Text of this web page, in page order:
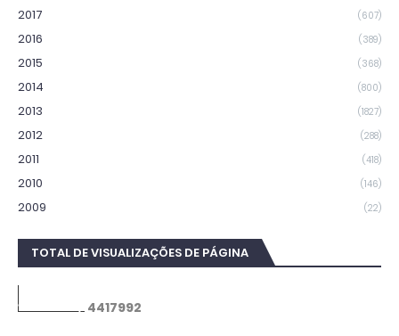
2017 (607)
2016 (389)
2015 (368)
2014 (800)
2013 (1827)
2012 (288)
2011 (418)
2010 (146)
2009 (22)
TOTAL DE VISUALIZAÇÕES DE PÁGINA
4417992